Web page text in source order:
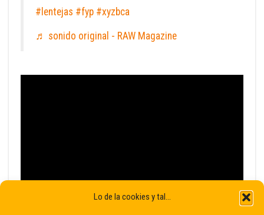
Lo de la cookies y tal...
#lentejas #fyp #xyzbca
♬ sonido original - RAW Magazine